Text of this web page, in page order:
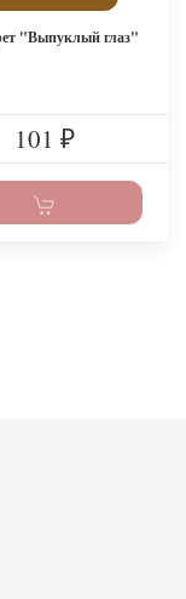
"Выпуклый глаз"
101 ₽